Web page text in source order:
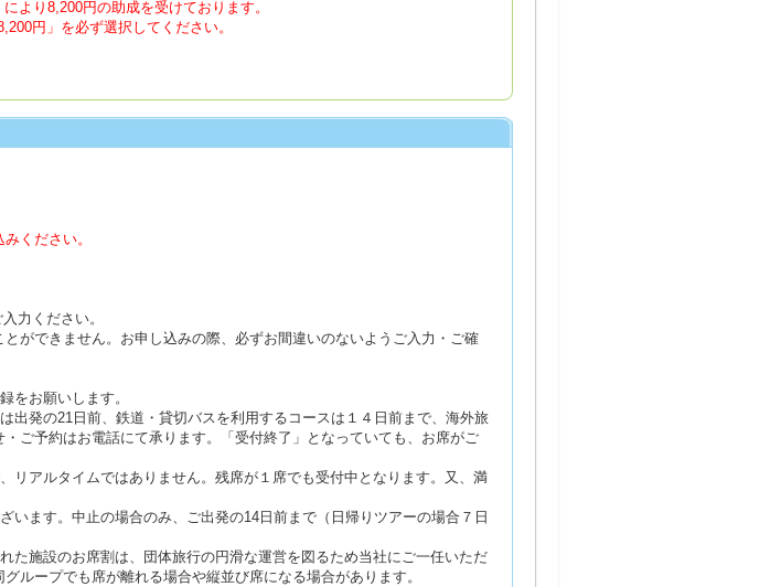
より8,200円の助成を受けております。
円」を必ず選択してください。
ください。
力ください。
ができません。お申し込みの際、必ずお間違いのないようご入力・ご確
をお願いします。
出発の21日前、鉄道・貸切バスを利用するコースは１４日前まで、海外旅
ご予約はお電話にて承ります。「受付終了」となっていても、お席がご
リアルタイムではありません。残席が１席でも受付中となります。又、満
ます。中止の場合のみ、ご出発の14日前まで（日帰りツアーの場合７日
た施設のお席割は、団体旅行の円滑な運営を図るため当社にご一任いただ
ループでも席が離れる場合や縦並び席になる場合があります。